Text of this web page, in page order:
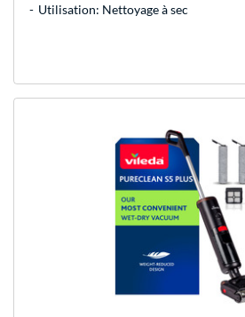
Utilisation: Nettoyage à sec